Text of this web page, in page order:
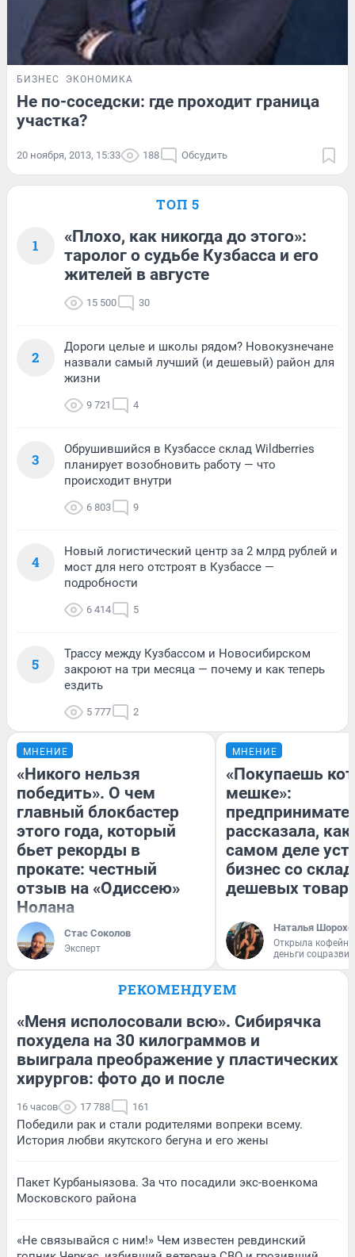
БИЗНЕС ЭКОНОМИКА
Не по-соседски: где проходит граница
участка?
20 ноября, 2013, 15:33 188 Обсудить
ТОП 5
1
«Плохо, как никогда до этого»:
таролог о судьбе Кузбасса и его
жителей в августе
15 500 30
2
Дороги целые и школы рядом? Новокузнечане
назвали самый лучший (и дешевый) район для
жизни
9 721 4
3
Обрушившийся в Кузбассе склад Wildberries
планирует возобновить работу — что
происходит внутри
6 803 9
4
Новый логистический центр за 2 млрд рублей и
мост для него отстроят в Кузбассе —
подробности
6 414 5
5
Трассу между Кузбассом и Новосибирском
закроют на три месяца — почему и как теперь
ездить
5 777 2
МНЕНИЕ
«Никого нельзя
победить». О чем
главный блокбастер
этого года, который
бьет рекорды в
прокате: честный
отзыв на «Одиссею»
Нолана
Стас Соколов
Эксперт
МНЕНИЕ
«Покупаешь
мешке»:
рассказала, как
самом деле
бизнес со
дешевых
Наталья
Открыла
деньги
РЕКОМЕНДУЕМ
«Меня исполосовали всю». Сибирячка
похудела на 30 килограммов и
выиграла преображение у пластических
хирургов: фото до и после
16 часов 17 788 161
Победили рак и стали родителями вопреки всему.
История любви якутского бегуна и его жены
Пакет Курбаныязова. За что посадили экс-военкома
Московского района
«Не связывайся с ним!» Чем известен ревдинский